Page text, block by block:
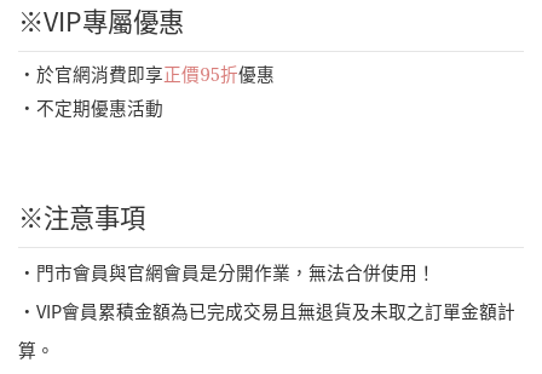
※VIP專屬優惠
• 於官網消費即享正價95折優惠
• 不定期優惠活動
※注意事項
• 門市會員與官網會員是分開作業，無法合併使用！
•VIP會員累積金額為已完成交易且無退貨及未取之訂單金額計
算。